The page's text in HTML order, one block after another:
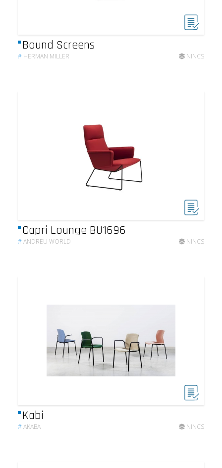
Bound Screens
# HERMAN MILLER NINCS
Capri Lounge BU1696
#ANDREU WORLD NINCS
Kabi
#AKABA NINCS